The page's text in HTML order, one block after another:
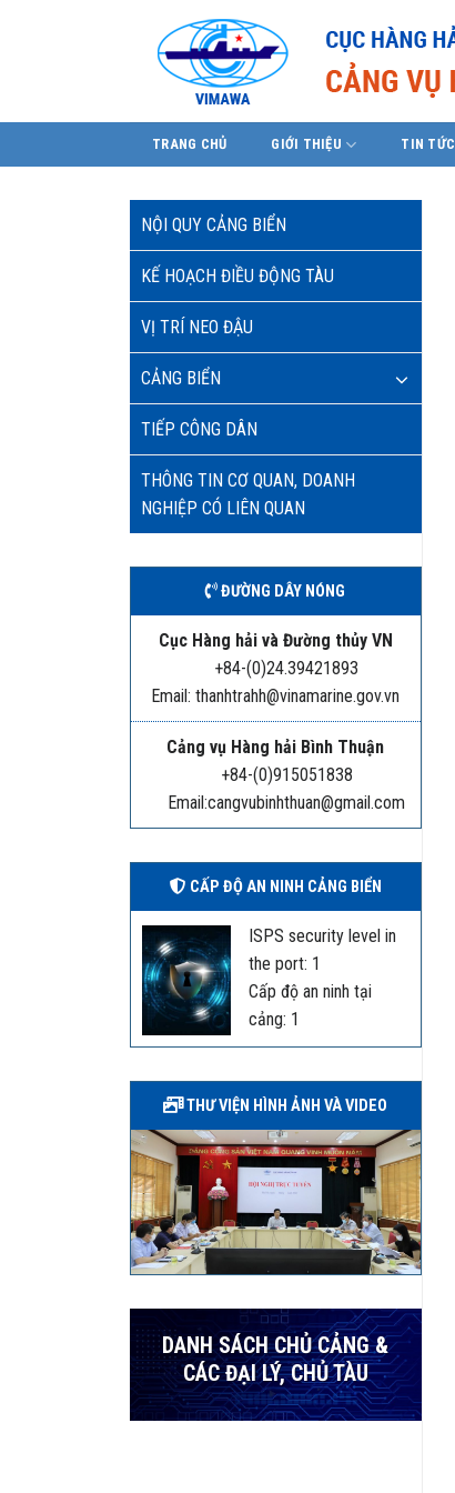
TRANG CHỦ GIỚI THIỆU TIN TỨC
NỘI QUY CẢNG BIỂN
KẾ HOẠCH ĐIỀU ĐỘNG TÀU
VỊ TRÍ NEO ĐẬU
CẢNG BIỂN
TIẾP CÔNG DÂN
THÔNG TIN CƠ QUAN, DOANH
NGHIỆP CÓ LIÊN QUAN
ĐƯỜNG DÂY NÓNG
Cục Hàng hải và Đường thủy VN
+84-(0)24.39421893
Email: thanhtrahh@vinamarine.gov.vn
Cảng vụ Hàng hải Bình Thuận
+84-(0)915051838
Email:cangvubinhthuan@gmail.com
CẤP ĐỘ AN NINH CẢNG BIỂN
ISPS security level in
the port: 1
Cấp độ an ninh tại
cảng: 1
THƯ VIỆN HÌNH ẢNH VÀ VIDEO
DANH SÁCH CHỦ CẢNG &
CÁC ĐẠI LÝ, CHỦ TÀU